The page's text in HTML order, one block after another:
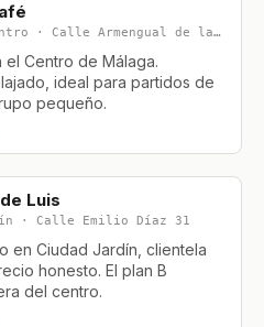
Distrito Centro · Calle Armengual de la Mota 12
Centro de Málaga.
ideal para partidos de
pequeño.
Luis
· Calle Emilio Díaz 31
en Ciudad Jardín, clientela
honesto. El plan B
del centro.